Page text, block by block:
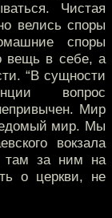
Чистая
велись споры
споры
вещь в себе, а
“В сущности
вопрос
Мир
мир. Мы
вокзала
там за ним на
о церкви, не